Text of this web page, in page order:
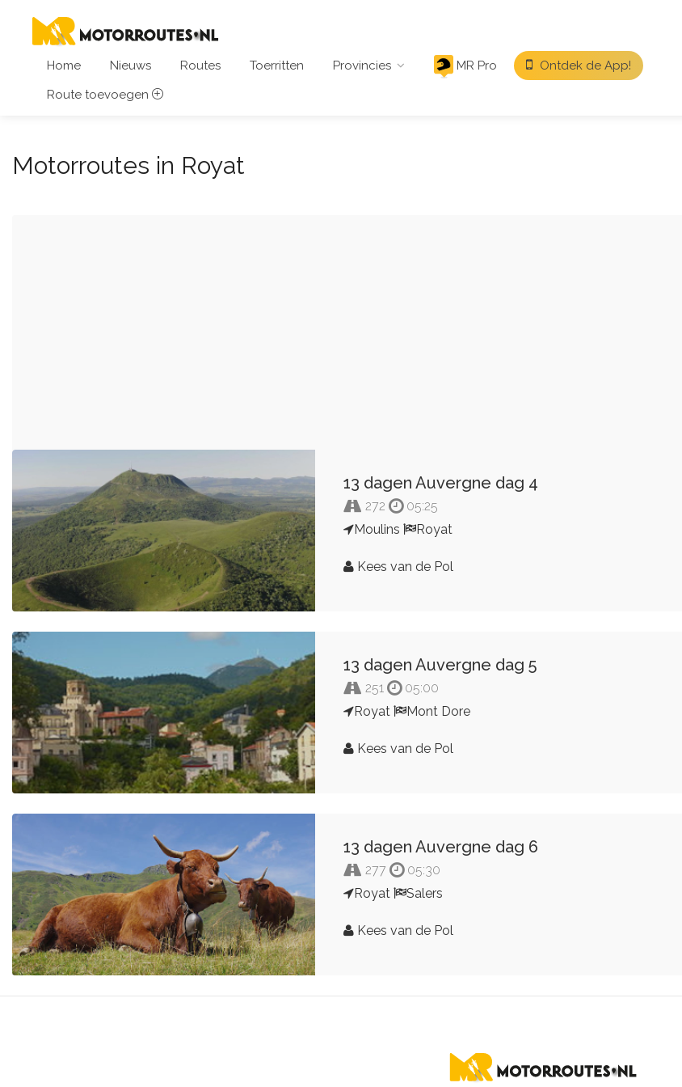
Home Nieuws Routes Toerritten Provincies MR Pro
Ontdek de App!
Route toevoegen
Motorroutes in Royat
13 dagen Auvergne dag 4
272
05:25
Moulins
Royat
Kees van de Pol
13 dagen Auvergne dag 5
251
05:00
Royat
Mont Dore
Kees van de Pol
13 dagen Auvergne dag 6
277
05:30
Royat
Salers
Kees van de Pol